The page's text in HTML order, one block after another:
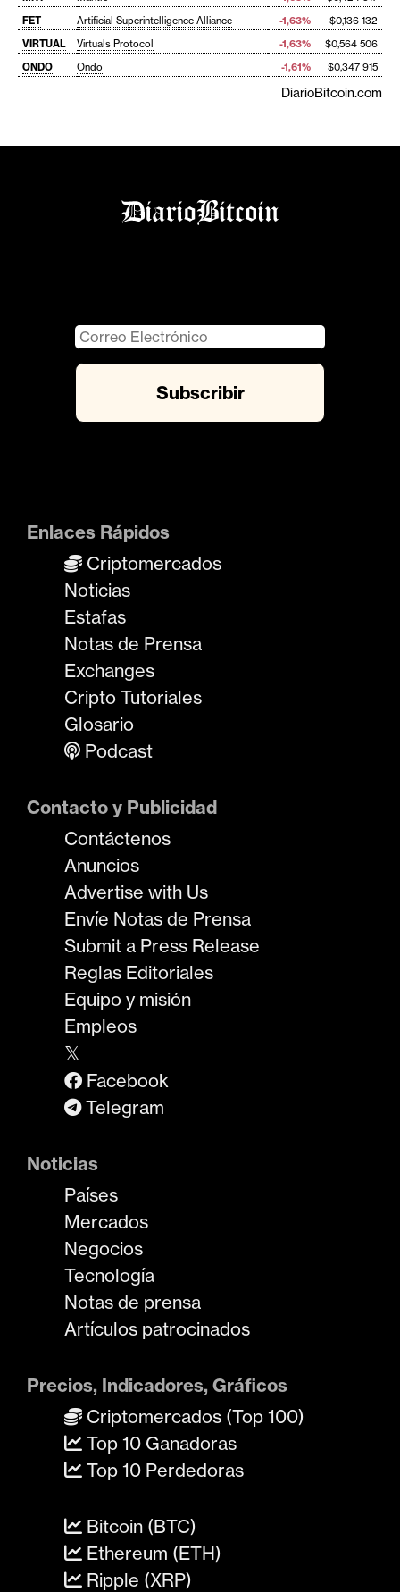
FET
Artificial Superintelligence Alliance -1,63%
$0,136 132
VIRTUAL
Virtuals Protocol -1,63%
$0,564 506
ONDO
Ondo -1,61% $0,347 915
DiarioBitcoin.com
Enlaces Rápidos
Criptomercados
Noticias
Estafas
Notas de Prensa
Exchanges
Cripto Tutoriales
Glosario
Podcast
Contacto y Publicidad
Contáctenos
Anuncios
Advertise with Us
Envíe Notas de Prensa
Submit a Press Release
Reglas Editoriales
Equipo y misión
Empleos
𝕏
Facebook
Telegram
Noticias
Países
Mercados
Negocios
Tecnología
Notas de prensa
Artículos patrocinados
Precios, Indicadores, Gráficos
Criptomercados (Top 100)
Top 10 Ganadoras
Top 10 Perdedoras
Bitcoin (BTC)
Ethereum (ETH)
Ripple (XRP)